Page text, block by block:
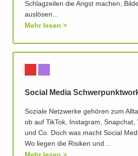
Schlagzeilen die Angst machen,
auslösen…
Mehr lesen
Social Media
Soziale Netzwerke gehören zum
ob auf TikTok, Instagram, Snapchat,
und Co. Doch was macht Social
Wo liegen die Risiken und…